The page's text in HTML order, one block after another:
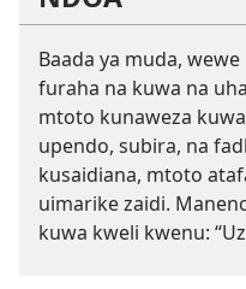
Baada ya muda,
furaha na kuwa na
mtoto kunaweza
upendo, subira, na
kusaidiana, mtoto
uimarike zaidi.
kuwa kweli kwenu: